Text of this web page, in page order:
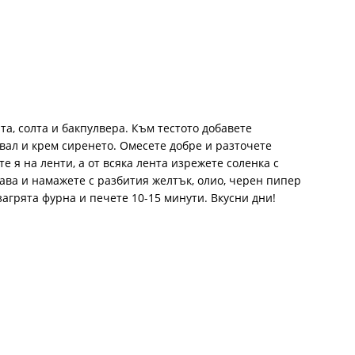
солта и бакпулвера. Към тестото добавете
и крем сиренето. Омесете добре и разточете
я на ленти, а от всяка лента изрежете соленка с
и намажете с разбития желтък, олио, черен пипер
фурна и печете 10-15 минути. Вкусни дни!